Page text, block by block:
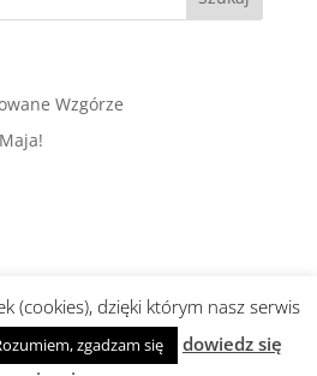
Wzgórze
i wsparcie:abami
(cookies), dzięki którym nasz serwis
zgadzam się
dowiedz się